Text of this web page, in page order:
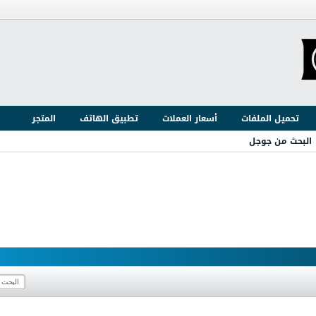
تحميل الملفات أسعار العملات تطبيق الهاتف
المتجر
البحث من جوجل